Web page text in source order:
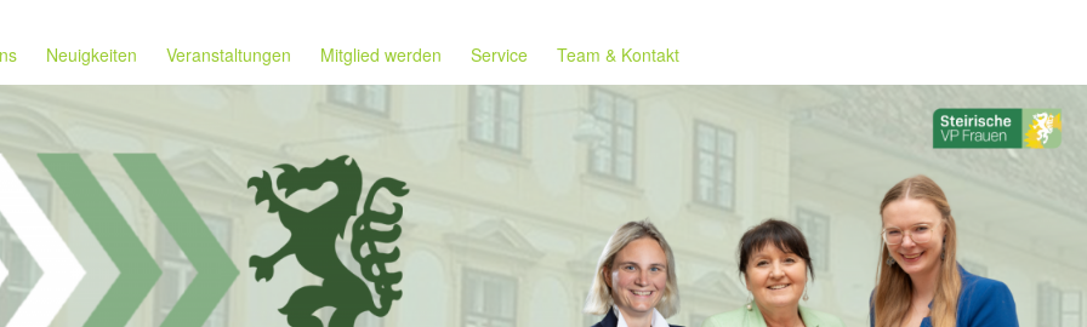
Neuigkeiten Veranstaltungen Mitglied werden Service Team & Kontakt